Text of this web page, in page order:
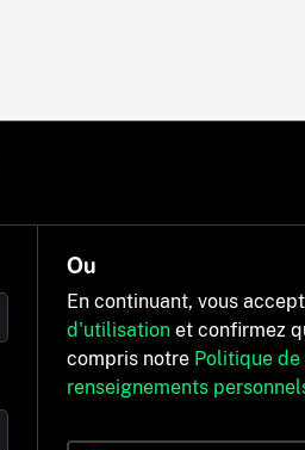
Ou
En continuant, vous
d'utilisation et confirmez
compris notre Politique
renseignements